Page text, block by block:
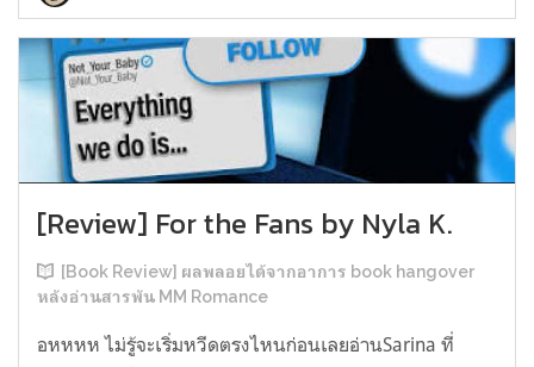
[Review] For the Fans by Nyla K.
[Book Review] ผลพลอยได้จากอาการ book hangover
หลังอ่านสารพัน MM Romance
อหหหห ไม่รู้จะเริ่มหวีดตรงไหนก่อนเลยอ่านSarina ที่